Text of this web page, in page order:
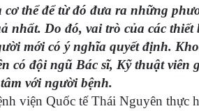
thể để từ đó đưa ra những
nhất. Do đó, vai trò của các
mới có ý nghĩa quyết định.
có đội ngũ Bác sĩ, Kỹ thuật
với người bệnh.
viện Quốc tế Thái Nguyên thực